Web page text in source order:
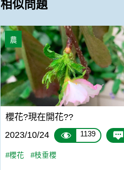
相似問題
櫻花?現在開花??
農
櫻花?現在開花??
2023/10/24
1139
#櫻花 #枝垂櫻